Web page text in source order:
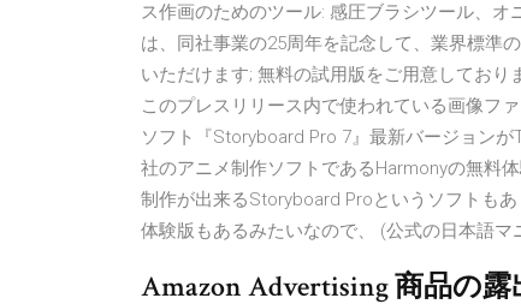
ス作画のためのツール: 感圧ブラシツール、
は、同社事業の25周年を記念して、業界標準
いただけます; 無料の試用版をご用意してお
このプレスリリース内で使われている画像フ
ソフト『Storyboard Pro 7』最新バージョン
社のアニメ制作ソフトであるHarmonyの無料
制作が出来るStoryboard Proというソフトも
体験版もあるみたいなので、 (公式の日本語マ
Amazon Advertising 商品の